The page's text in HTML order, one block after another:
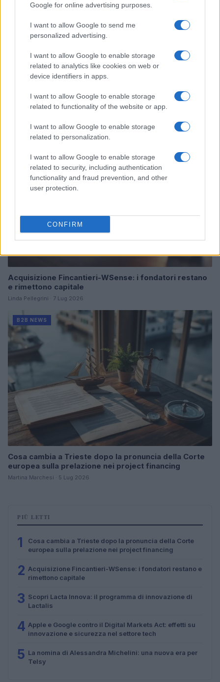
Google for online advertising purposes.
I want to allow Google to send me
personalized advertising.
I want to allow Google to enable storage
related to analytics like cookies on web or
device identifiers in apps.
I want to allow Google to enable storage
related to functionality of the website or app.
I want to allow Google to enable storage
related to personalization.
I want to allow Google to enable storage
related to security, including authentication
functionality and fraud prevention, and other
user protection.
CONFIRM
Ripensare le tecnologie umanitarie oltre i criteri dei
donatori
B2B NEWS
Acquisizione Fincantieri-WSense: i fondatori restano
e rimettono capitale
Linda Pellegrini · 7 Lug 2026
B2B NEWS
Cosa cambia a Trieste dopo la pronuncia della Corte
europea sulla prelazione nei project financing
Martina Marchesi · 5 Lug 2026
PIÙ LETTI
1
Cosa cambia a Trieste dopo la pronuncia della Corte
europea sulla prelazione nei project financing
2 Acquisizione Fincantieri-WSense: i fondatori restano e
rimettono capitale
3 Scopri Lacta Innova: il programma di innovazione di
Lactalis
4 Apple e Google contro il Digital Markets Act: effetti su
innovazione e sicurezza nel settore tech
5 La nomina di Alessandra Michelini: una nuova era per
Telsy